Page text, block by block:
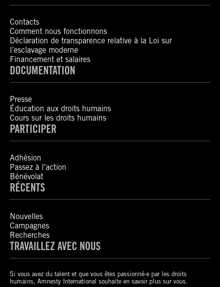
Contacts
Comment nous fonctionnons
Déclaration de transparence relative à la Loi sur
l’esclavage moderne
Financement et salaires
DOCUMENTATION
Presse
Éducation aux droits humains
Cours sur les droits humains
PARTICIPER
Adhésion
Passez à l’action
Bénévolat
RÉCENTS
Nouvelles
Campagnes
Recherches
TRAVAILLEZ AVEC NOUS
Si vous avez du talent et que vous êtes passionné-e par les droits
humains, Amnesty International souhaite en savoir plus sur vous.